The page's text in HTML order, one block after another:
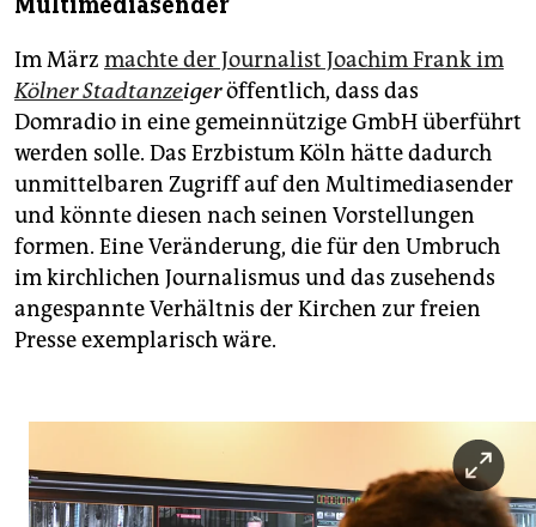
Im März machte der Journalist Joachim Frank im
Kölner Stadtanzeigeröffentlich, dass das
Domradio in eine gemeinnützige GmbH überführt
werden solle. Das Erzbistum Köln hätte dadurch
unmittelbaren Zugriff auf den Multimediasender
und könnte diesen nach seinen Vorstellungen
formen. Eine Veränderung, die für den Umbruch
im kirchlichen Journalismus und das zusehends
angespannte Verhältnis der Kirchen zur freien
Presse exemplarisch wäre.